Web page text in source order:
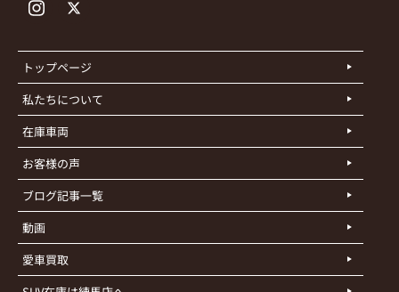
トップページ
私たちについて
在庫車両
お客様の声
ブログ記事一覧
動画
愛車買取